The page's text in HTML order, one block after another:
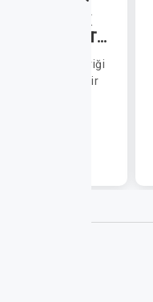
SADIK
DEVLET
iline bağlı Divriği
bulunan bir